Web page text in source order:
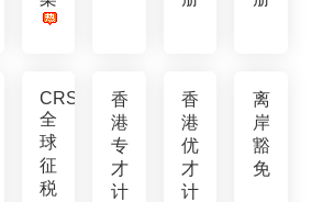
CRS
全
球
征
税
香
港
专
才
计
香
港
优
才
计
离
岸
豁
免